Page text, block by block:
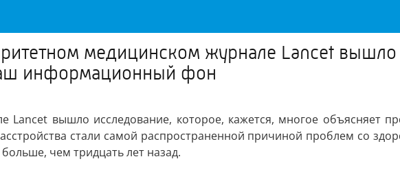
медицинском журнале Lancet
информационный фон
Lancet вышло исследование, которое, кажется, многое
стали самой распространенной причиной проблем со
чем тридцать лет назад.